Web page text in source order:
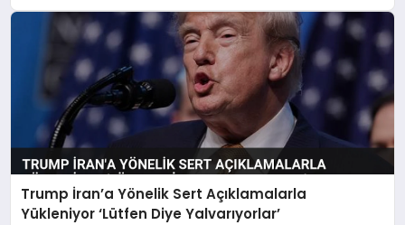
Trump İran’a Yönelik Sert Açıklamalarla
Yükleniyor ‘Lütfen Diye Yalvarıyorlar’